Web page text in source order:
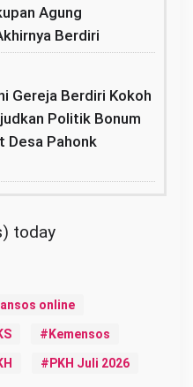
Agung
Berdiri
Gereja Berdiri Kokoh
Politik Bonum
Desa Pahonk
today
online
Kemensos
PKH Juli 2026